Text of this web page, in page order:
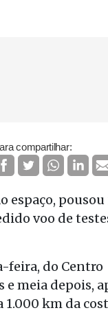
compartilhar:
espaço,
voo de
feira, do Centro
e meia depois,
1.000 km da